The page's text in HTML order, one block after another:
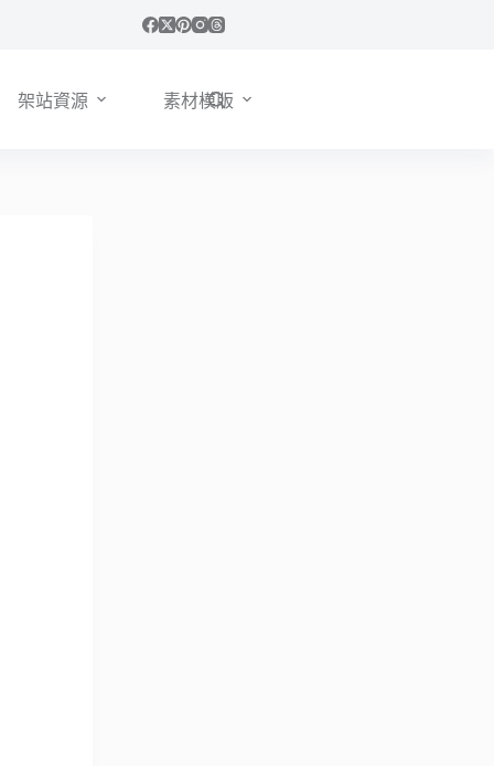
架站資源 素材模版